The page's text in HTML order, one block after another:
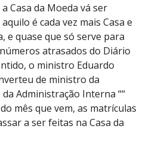
Casa da Moeda vá ser
é cada vez mais Casa e
e quase que só serve para
atrasados do Diário
o ministro Eduardo
de ministro da
Administração Interna ““
mês que vem, as matrículas
a ser feitas na Casa da